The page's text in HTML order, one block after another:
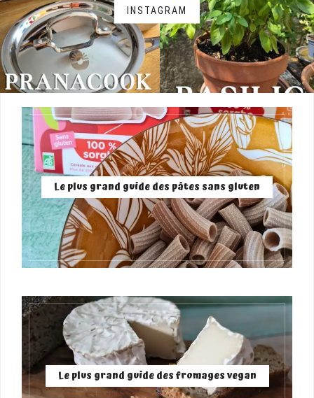
INSTAGRAM
Le plus grand guide des pâtes sans gluten
Le plus grand guide des fromages vegan